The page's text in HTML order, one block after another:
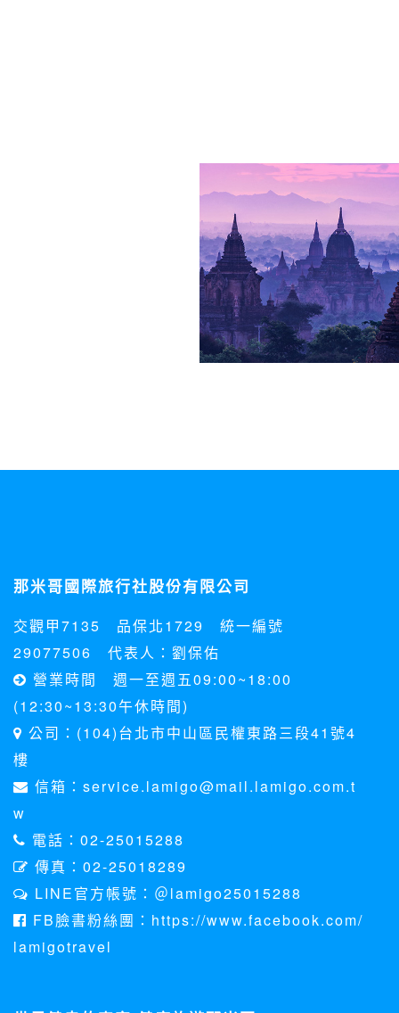
那米哥國際旅行社股份有限公司
交觀甲7135 品保北1729 統一編號
29077506 代表人：劉保佑
營業時間 週一至週五09:00~18:00
(12:30~13:30午休時間)
公司：(104)台北市中山區民權東路三段41號4
樓
信箱：service.lamigo@mail.lamigo.com.t
w
電話：02-25015288
傳真：02-25018289
LINE官方帳號：＠lamigo25015288
FB臉書粉絲團：https://www.facebook.com/
lamigotravel